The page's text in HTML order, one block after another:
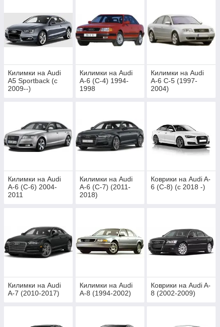
Килимки на Audi
A5 Sportback (c
2009--)
Килимки на Audi
A-6 (C-4) 1994-
1998
Килимки на Audi
A-6 C-5 (1997-
2004)
Килимки на Audi
A-6 (C-6) 2004-
2011
Килимки на Audi
A-6 (C-7) (2011-
2018)
Коврики на Audi A-
6 (C-8) (c 2018 -)
Килимки на Audi
A-7 (2010-2017)
Килимки на Audi
A-8 (1994-2002)
Коврики на Audi A-
8 (2002-2009)